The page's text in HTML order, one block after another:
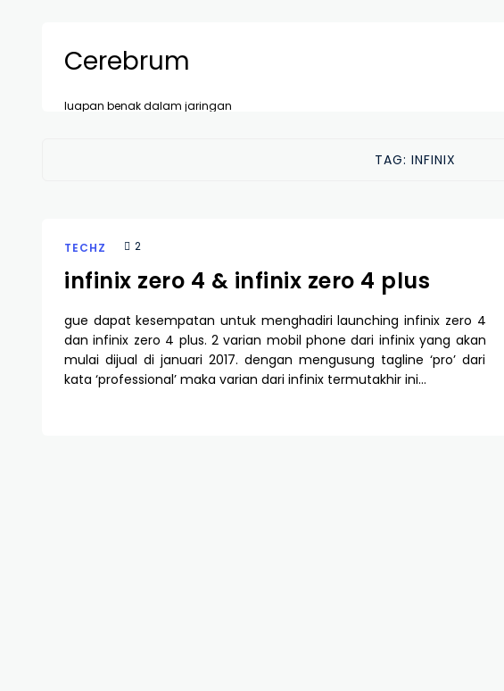
Cerebrum
luapan benak dalam jaringan
TAG:INFINIX
TECHZ 2
infinix zero 4 & infinix zero 4 plus
gue dapat kesempatan untuk menghadiri launching infinix zero 4
dan infinix zero 4 plus. 2 varian mobil phone dari infinix yang akan
mulai dijual di januari 2017. dengan mengusung tagline ‘pro’ dari
kata ‘professional’ maka varian dari infinix termutakhir ini…